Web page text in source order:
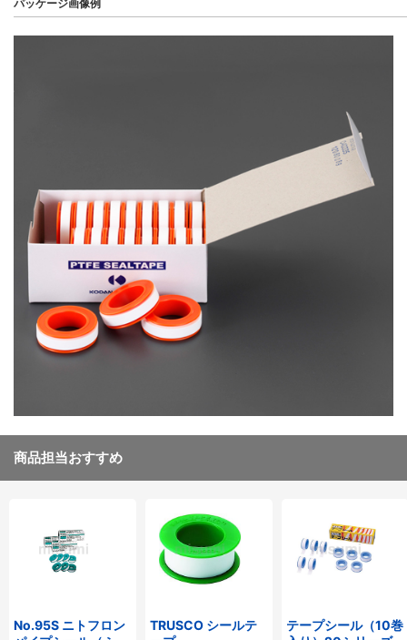
パッケージ画像例
商品担当おすすめ
No.95S ニトフロン
TRUSCO シールテ
テープシール（10巻